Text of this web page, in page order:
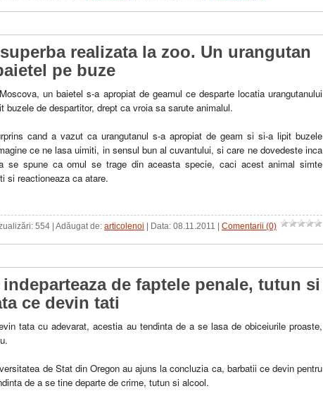
realizata la zoo. Un urangutan
pe buze
un baietel s-a apropiat de geamul ce desparte locatia urangutanului
buzele de despartitor, drept ca vroia sa sarute animalul.
cand a vazut ca urangutanul s-a apropiat de geam si si-a lipit buzele
ce ne lasa uimiti, in sensul bun al cuvantului, si care ne dovedeste inca
se spune ca omul se trage din aceasta specie, caci acest animal simte
si reactioneaza ca atare.
554 | Adăugat de: articolenoi | Data: 08.11.2011 Comentarii (0)
de faptele penale, tutun si
ce devin tati
tata cu adevarat, acestia au tendinta de a se lasa de obiceiurile proaste,
de Stat din Oregon au ajuns la concluzia ca, barbatii ce devin pentru
de a se tine departe de crime, tutun si alcool.